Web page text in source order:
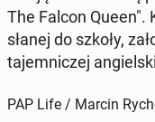
The Falcon
sła­nej do szkoły,
ta­jem­ni­czej
PAP Life / Marcin